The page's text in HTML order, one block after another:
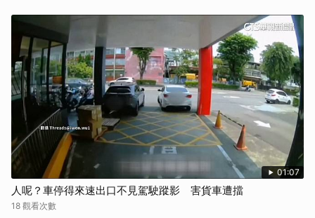
01:07
人呢？車停得來速出口不見駕駛蹤影 害貨車遭擋
18 觀看次數